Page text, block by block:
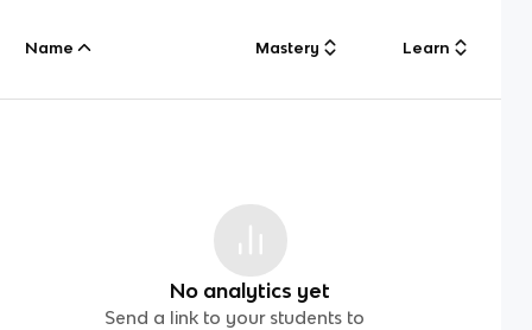
Name Mastery Learn
No analytics yet
Send a link to your students to